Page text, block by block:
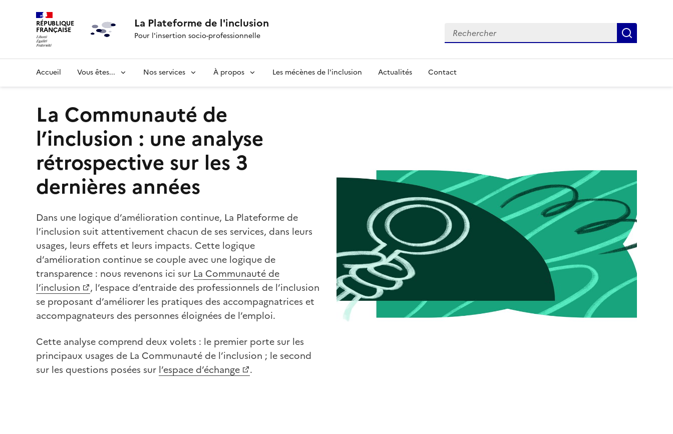
RÉPUBLIQUE
FRANÇAISE La Plateforme de l'inclusion
Pour l'insertion socio-professionnelle
Rechercher
Accueil Vous êtes... Nos services À propos Les mécènes de l'inclusion Actualités Contact
La Communauté de
l’inclusion : une analyse
rétrospective sur les 3
dernières années
Dans une logique d’amélioration continue, La Plateforme de
l’inclusion suit attentivement chacun de ses services, dans leurs
usages, leurs effets et leurs impacts. Cette logique
d’amélioration continue se couple avec une logique de
transparence : nous revenons ici sur
(Ouvre une nouvelle fenêtre)
La Communauté de
l’inclusion
, l’espace d’entraide des professionnels de l’inclusion
se proposant d’améliorer les pratiques des accompagnatrices et
accompagnateurs des personnes éloignées de l’emploi.
Cette analyse comprend deux volets : le premier porte sur les
principaux usages de La Communauté de l’inclusion ; le second
sur les questions posées sur l’espace d’échange .